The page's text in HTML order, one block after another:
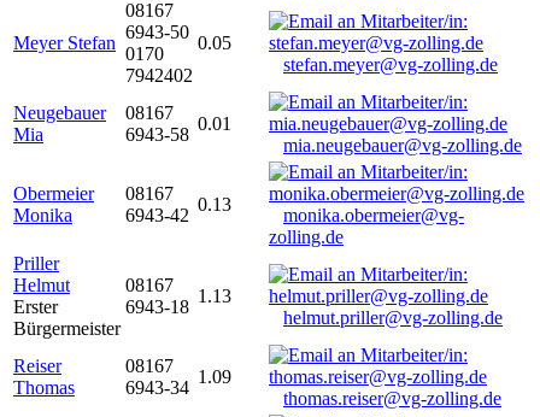
Meyer Stefan
08167
6943-50
0170
7942402
0.05
stefan.meyer@vg-zolling.de
Neugebauer
Mia
08167
6943-58
0.01
mia.neugebauer@vg-zolling.de
Obermeier
Monika
08167
6943-42
0.13
monika.obermeier@vg-
zolling.de
Priller
Helmut
Erster
Bürgermeister
08167
6943-18
1.13
helmut.priller@vg-zolling.de
Reiser
Thomas
08167
6943-34
1.09
thomas.reiser@vg-zolling.de